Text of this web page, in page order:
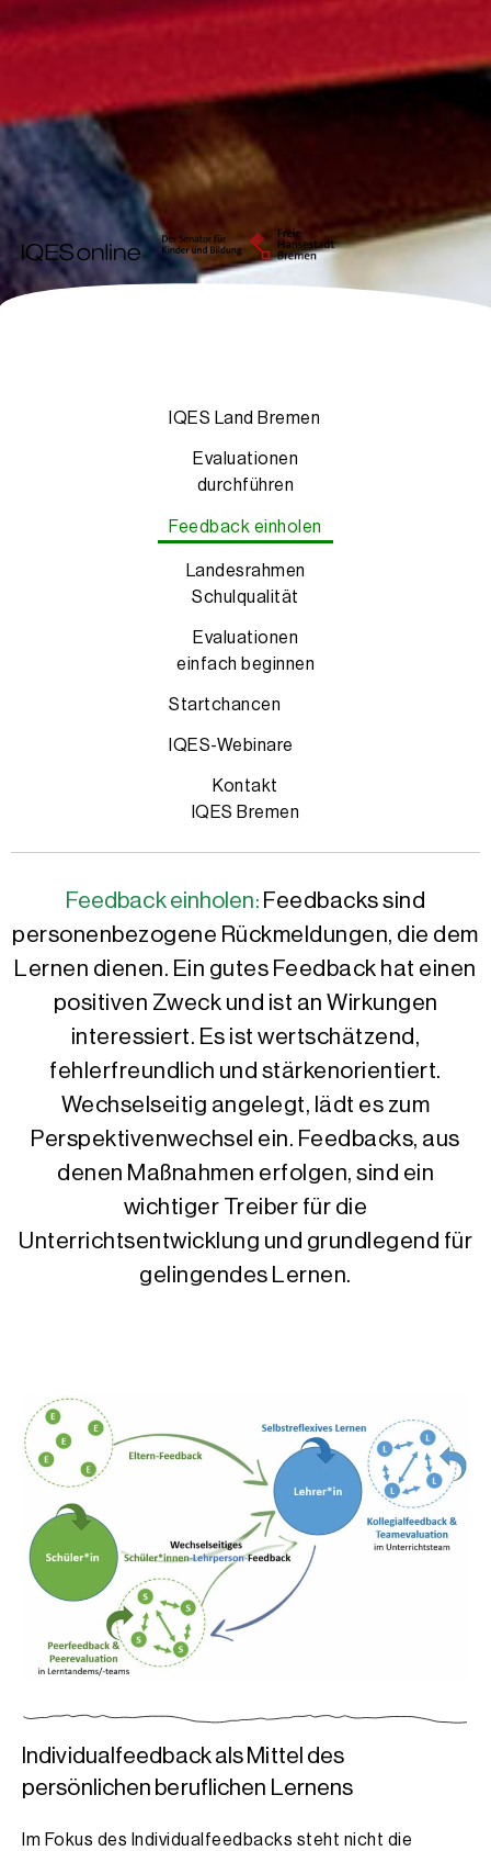
IQES Land Bremen
Evaluationen
durchführen
Feedback einholen
Landesrahmen
Schulqualität
Evaluationen
einfach beginnen
Startchancen
IQES-Webinare
Kontakt
IQES Bremen
Feedback einholen: Feedbacks sind
personenbezogene Rückmeldungen, die dem
Lernen dienen. Ein gutes Feedback hat einen
positiven Zweck und ist an Wirkungen
interessiert. Es ist wertschätzend,
fehlerfreundlich und stärkenorientiert.
Wechselseitig angelegt, lädt es zum
Perspektivenwechsel ein. Feedbacks, aus
denen Maßnahmen erfolgen, sind ein
wichtiger Treiber für die
Unterrichtsentwicklung und grundlegend für
gelingendes Lernen.
Individualfeedback als Mittel des
persönlichen beruflichen Lernens
Im Fokus des Individualfeedbacks steht nicht die